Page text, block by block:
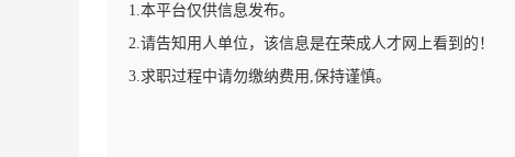
1.本平台仅供信息发布。
2.请告知用人单位，该信息是在荣成人才网上看到的！
3.求职过程中请勿缴纳费用,保持谨慎。